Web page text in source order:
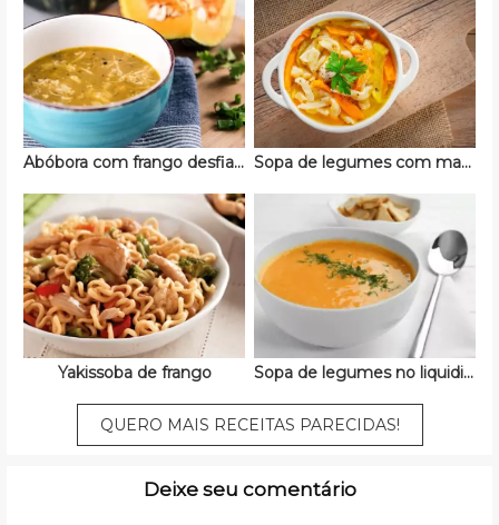
Abóbora com frango desfiado Sopa de legumes com macarrão e frango
Yakissoba de frango Sopa de legumes no liquidificador
QUERO MAIS RECEITAS PARECIDAS!
Deixe seu comentário